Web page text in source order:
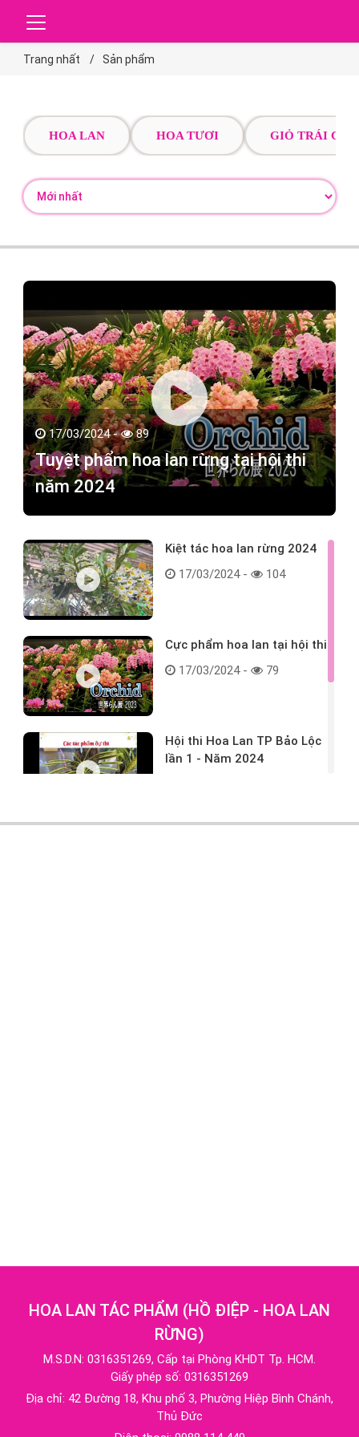
Trang nhất Sản phẩm
HOA LAN HOA TƯƠI GIỎ TRÁI CÂY
17/03/2024 - 89
Tuyệt phẩm hoa lan rừng tại hội thi
năm 2024
Kiệt tác hoa lan rừng 2024
17/03/2024 -
104
Cực phẩm hoa lan tại hội thi
17/03/2024 -
79
Hội thi Hoa Lan TP Bảo Lộc
lần 1 - Năm 2024
HOA LAN TÁC PHẨM (HỒ ĐIỆP - HOA LAN
RỪNG)
M.S.D.N: 0316351269, Cấp tại Phòng KHDT Tp. HCM.
Giấy phép số: 0316351269
Địa chỉ: 42 Đường 18, Khu phố 3, Phường Hiệp Bình Chánh,
Thủ Đức